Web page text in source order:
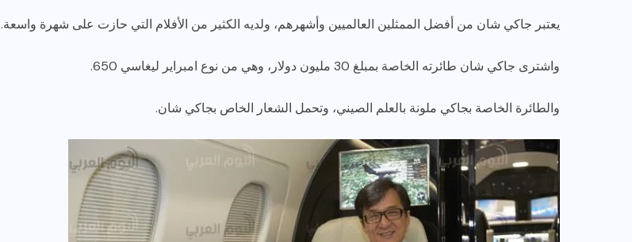
يعتبر جاكي شان من أفضل الممثلين العالميين وأشهرهم، ولديه الكثير من الأفلام التي حازت على شهرة واسعة.
واشترى جاكي شان طائرته الخاصة بمبلغ 30 مليون دولار، وهي من نوع امبراير ليغاسي 650.
والطائرة الخاصة بجاكي ملونة بالعلم الصيني، وتحمل الشعار الخاص بجاكي شان.